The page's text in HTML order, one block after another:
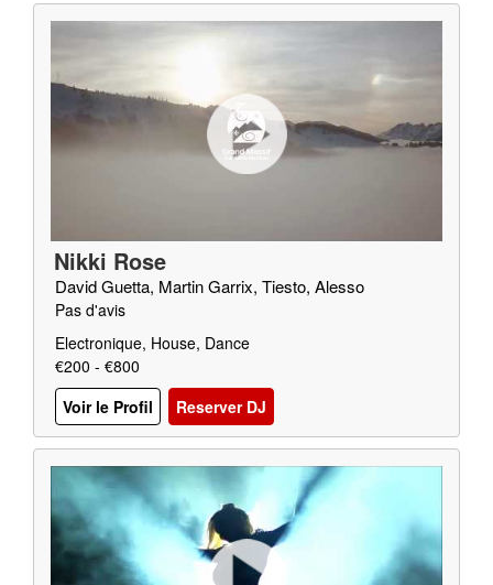
Nikki Rose
David Guetta, Martin Garrix, Tiesto, Alesso
Pas d'avis
Electronique, House, Dance
€200 - €800
Voir le Profil
Reserver DJ